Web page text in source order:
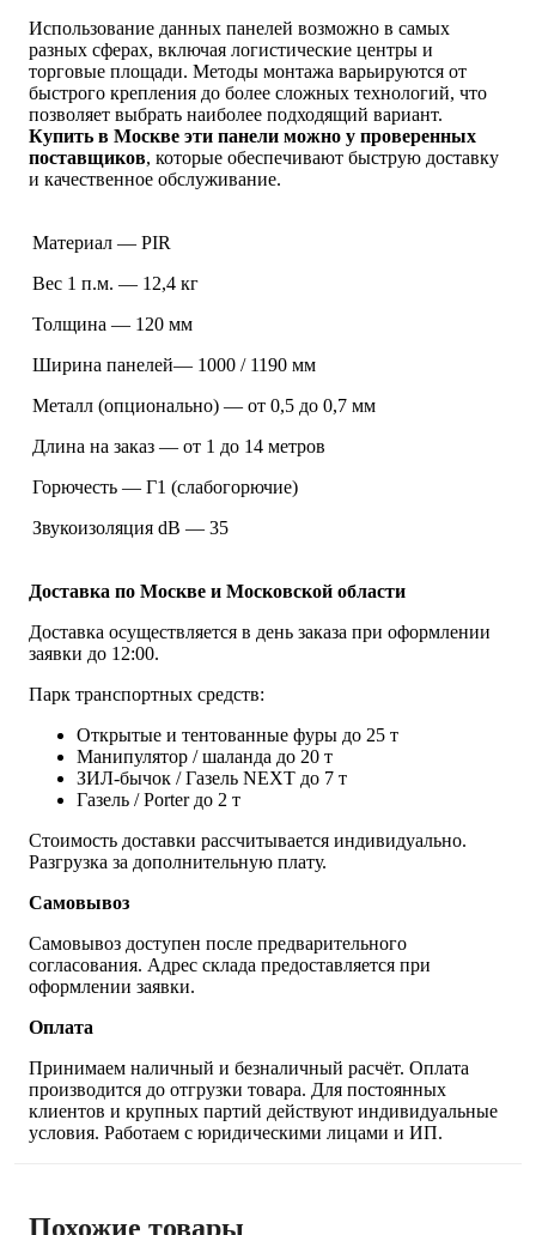
Использование данных панелей возможно в самых
разных сферах, включая логистические центры и
торговые площади. Методы монтажа варьируются от
быстрого крепления до более сложных технологий, что
позволяет выбрать наиболее подходящий вариант.
Купить в Москве эти панели можно у проверенных
поставщиков, которые обеспечивают быструю доставку
и качественное обслуживание.
Материал — PIR
Вес 1 п.м. — 12,4 кг
Толщина — 120 мм
Ширина панелей— 1000 / 1190 мм
Металл (опционально) — от 0,5 до 0,7 мм
Длина на заказ — от 1 до 14 метров
Горючесть — Г1 (слабогорючие)
Звукоизоляция dB — 35
Доставка по Москве и Московской области
Доставка осуществляется в день заказа при оформлении
заявки до 12:00.
Парк транспортных средств:
Открытые и тентованные фуры до 25 т
Манипулятор / шаланда до 20 т
ЗИЛ-бычок / Газель NEXT до 7 т
Газель / Porter до 2 т
Стоимость доставки рассчитывается индивидуально.
Разгрузка за дополнительную плату.
Самовывоз
Самовывоз доступен после предварительного
согласования. Адрес склада предоставляется при
оформлении заявки.
Оплата
Принимаем наличный и безналичный расчёт. Оплата
производится до отгрузки товара. Для постоянных
клиентов и крупных партий действуют индивидуальные
условия. Работаем с юридическими лицами и ИП.
Похожие товары